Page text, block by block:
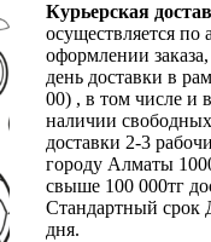
Курьерская
осуществляется по
оформлении
день доставки в
00) , в том числе и
наличии
доставки 2-3
городу Алматы
свыше 100 000тг
Стандартный
дня.